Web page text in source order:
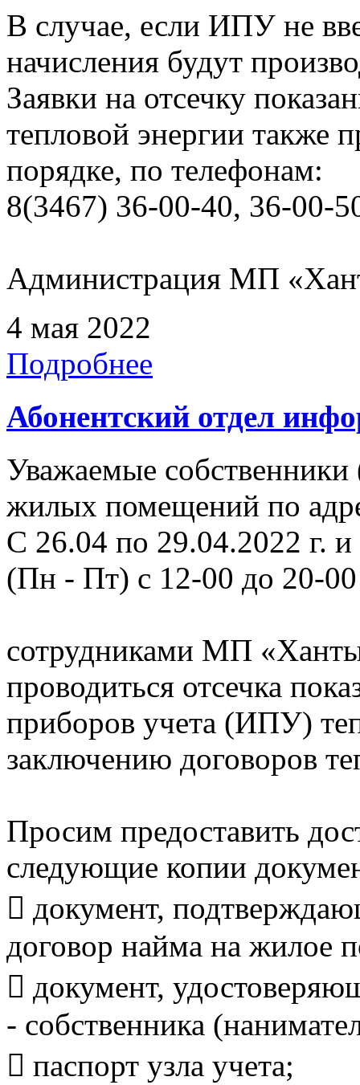
В случае, если ИПУ не
начисления будут
Заявки на отсечку
тепловой энергии также
порядке, по телефонам:
8(3467) 36-00-40, 36-00-
Администрация МП
4 мая 2022
Подробнее
Абонентский отдел
Уважаемые собственники
жилых помещений по
С 26.04 по 29.04.2022 г. и
(Пн - Пт) с 12-00 до 20-00
сотрудниками МП
проводиться отсечка
приборов учета (ИПУ)
заключению договоров
Просим предоставить
следующие копии
 документ,
договор найма на жилое
 документ,
- собственника
 паспорт узла учета;